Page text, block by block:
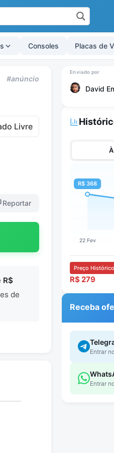
Consoles Placas de
#anúncio
Livre
Reportar
R$
de
David
Preço Histórico
R$ 279
Receba
Entrar
Entrar